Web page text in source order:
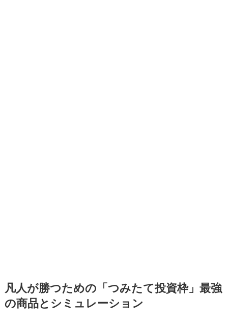
凡人が勝つための「つみたて投資枠」最強
の商品とシミュレーション